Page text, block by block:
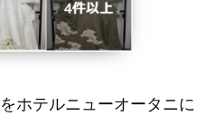
ホテルニューオータニに